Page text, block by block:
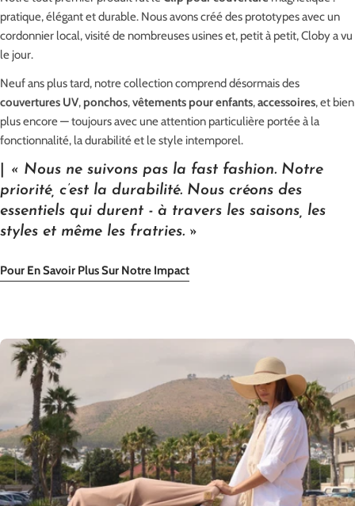
pratique, élégant et durable. Nous avons créé des prototypes avec un
cordonnier local, visité de nombreuses usines et, petit à petit, Cloby a vu
le jour.
Neuf ans plus tard, notre collection comprend désormais des
couvertures UV, ponchos,vêtements pour enfants,accessoires, et bien
plus encore — toujours avec une attention particulière portée à la
fonctionnalité, la durabilité et le style intemporel.
« Nous ne suivons pas la fast fashion. Notre
priorité, c’est la durabilité. Nous créons des
essentiels qui durent - à travers les saisons, les
styles et même les fratries. »
Pour En Savoir Plus Sur Notre Impact